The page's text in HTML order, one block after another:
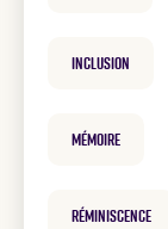
inclusion
mémoire
réminiscence